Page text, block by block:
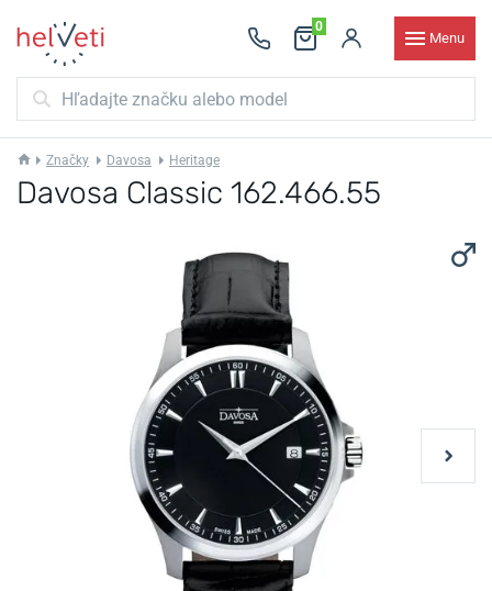
0
Menu
Značky Davosa Heritage
Davosa Classic 162.466.55